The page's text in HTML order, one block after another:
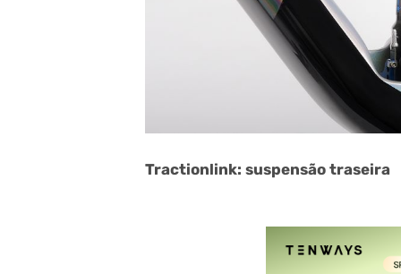
Tractionlink: suspensão traseira